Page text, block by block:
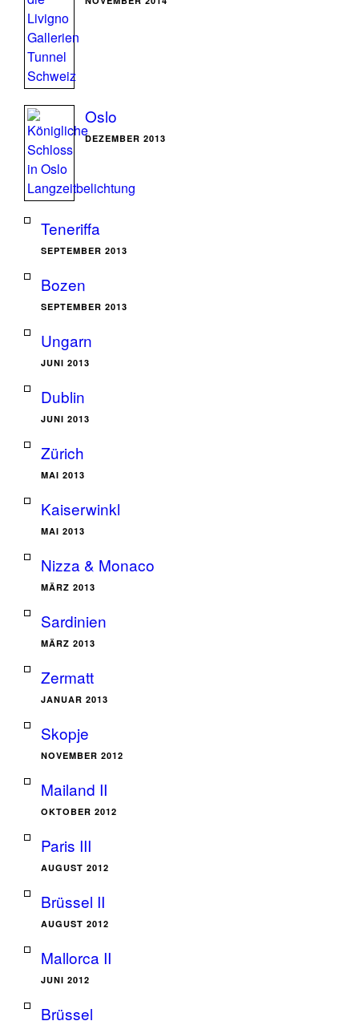
Oslo
DEZEMBER 2013
Teneriffa
SEPTEMBER 2013
Bozen
SEPTEMBER 2013
Ungarn
JUNI 2013
Dublin
JUNI 2013
Zürich
MAI 2013
Kaiserwinkl
MAI 2013
Nizza & Monaco
MÄRZ 2013
Sardinien
MÄRZ 2013
Zermatt
JANUAR 2013
Skopje
NOVEMBER 2012
Mailand II
OKTOBER 2012
Paris III
AUGUST 2012
Brüssel II
AUGUST 2012
Mallorca II
JUNI 2012
Brüssel